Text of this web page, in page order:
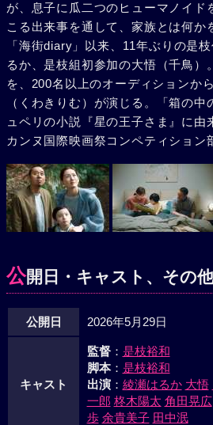
が、息子に瓜二つのヒューマノイド
こる出来事を通して、家族とは何か
「海街diary」以来、11年ぶりの是
るか、是枝組初参加の大悟（千鳥）
を、200名以上のオーディションか
（くわきりむ）が演じる。「箱の
ュペリの小説『星の王子さま』に由
カンヌ国際映画祭コンペティション
公開日・キャスト、その
公開日 2026年5月29日
キャスト
監督： 是枝裕和
脚本： 是枝裕和
出演： 綾瀬はるか 大悟
一郎 柊木陽太 角田晃広
歩 余貴美子 田中泯